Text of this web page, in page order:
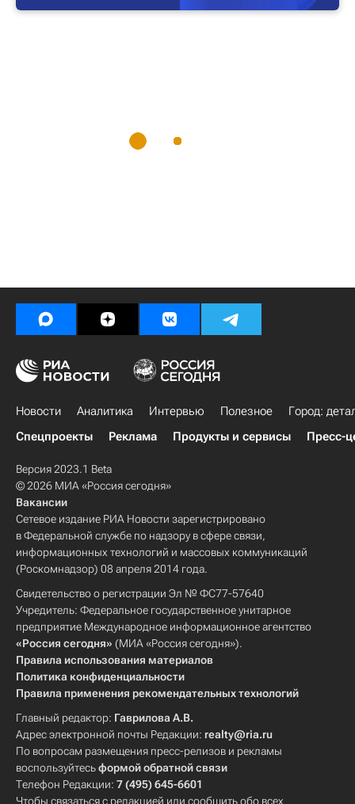
Новости Аналитика Интервью Полезное
Город:
Спецпроекты
Реклама Продукты и сервисы Пресс-
Версия 2023.1 Beta
© 2026 МИА «Россия сегодня»
Вакансии
Сетевое издание РИА Новости зарегистрировано
в Федеральной службе по надзору в сфере связи,
информационных технологий и массовых коммуникаций
(Роскомнадзор) 08 апреля 2014 года.
Свидетельство о регистрации Эл № ФС77-57640
Учредитель: Федеральное государственное унитарное
предприятие Международное информационное агентство
«Россия сегодня» (МИА «Россия сегодня»).
Правила использования материалов
Политика конфиденциальности
Правила применения рекомендательных технологий
Главный редактор: Гаврилова А.В.
Адрес электронной почты Редакции: realty@ria.ru
По вопросам размещения пресс-релизов и рекламы
воспользуйтесьформой обратной связи
Телефон Редакции: 7 (495) 645-6601
Чтобы связаться с редакцией или сообщить обо всех